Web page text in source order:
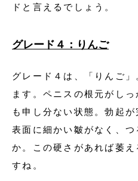
ドと言えるでしょう。
グレード４：りんご
グレード４は、「りんご
ます。ペニスの根元がし
も申し分ない状態。勃起
表面に細かい皺がなく、
か。この硬さがあれば萎
すね。